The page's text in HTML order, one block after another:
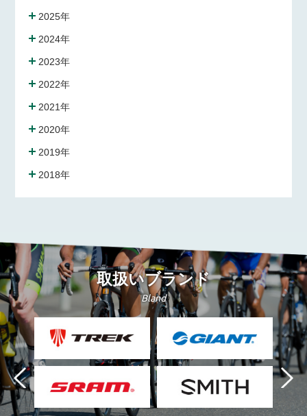
2025年
2024年
2023年
2022年
2021年
2020年
2019年
2018年
取扱いブランド
Bland